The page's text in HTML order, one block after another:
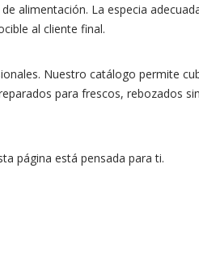
alimentación. La especia
al cliente final.
Nuestro catálogo permite
para frescos, rebozados
página está pensada para ti.